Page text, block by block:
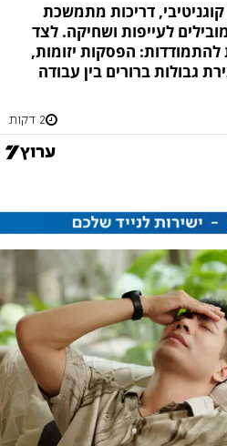
דריכות מתמשכת
לעייפות ושחיקה. לצד
הפסקות יזומות,
גבולות ברורים בין עבודה
2 דקות